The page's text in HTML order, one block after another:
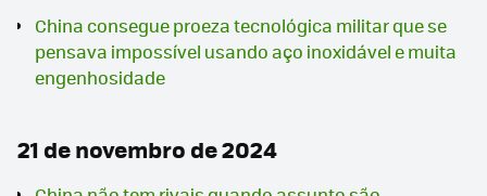
China consegue proeza tecnológica militar que se
pensava impossível usando aço inoxidável e muita
engenhosidade
21 de novembro de 2024